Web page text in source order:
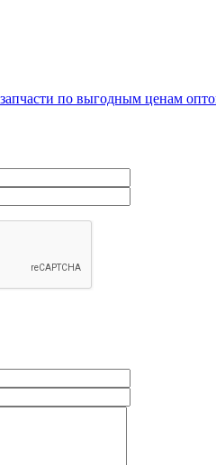
по выгодным ценам